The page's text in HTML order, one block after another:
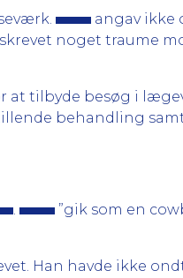
angav ikke
noget traume
at tilbyde besøg i
behandling
.
”gik som en
Han havde ikke